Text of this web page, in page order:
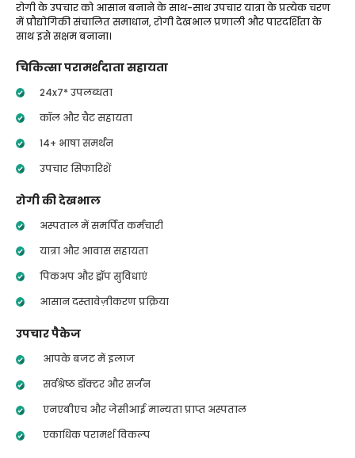
रोगी के उपचार को आसान बनाने के साथ-साथ उपचार यात्रा के प्रत्येक चरण
में प्रौद्योगिकी संचालित समाधान, रोगी देखभाल प्रणाली और पारदर्शिता के
साथ इसे सक्षम बनाना।
चिकित्सा परामर्शदाता सहायता
24x7* उपलब्धता
कॉल और चैट सहायता
14+ भाषा समर्थन
उपचार सिफारिशें
रोगी की देखभाल
अस्पताल में समर्पित कर्मचारी
यात्रा और आवास सहायता
पिकअप और ड्रॉप सुविधाएं
आसान दस्तावेज़ीकरण प्रक्रिया
उपचार पैकेज
आपके बजट में इलाज
सर्वश्रेष्ठ डॉक्टर और सर्जन
एनएबीएच और जेसीआई मान्यता प्राप्त अस्पताल
एकाधिक परामर्श विकल्प